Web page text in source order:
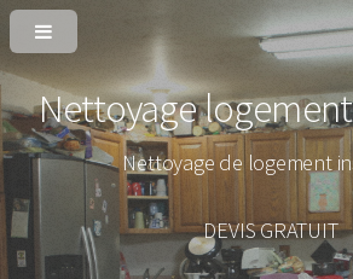
Nettoyage
Nettoyage de logement
DEVIS GRATUIT